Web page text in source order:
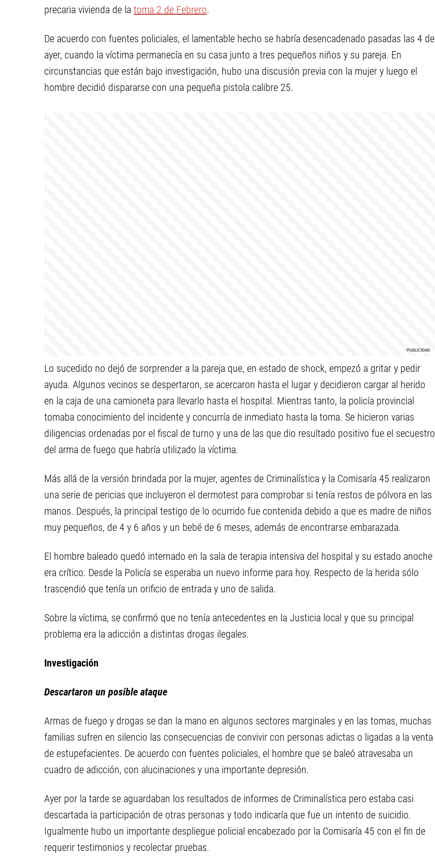
precaria vivienda de la toma 2 de Febrero.
De acuerdo con fuentes policiales, el lamentable hecho se habría desencadenado pasadas las 4 de
ayer, cuando la víctima permanecía en su casa junto a tres pequeños niños y su pareja. En
circunstancias que están bajo investigación, hubo una discusión previa con la mujer y luego el
hombre decidió dispararse con una pequeña pistola calibre 25.
Lo sucedido no dejó de sorprender a la pareja que, en estado de shock, empezó a gritar y pedir
ayuda. Algunos vecinos se despertaron, se acercaron hasta el lugar y decidieron cargar al herido
en la caja de una camioneta para llevarlo hasta el hospital. Mientras tanto, la policía provincial
tomaba conocimiento del incidente y concurría de inmediato hasta la toma. Se hicieron varias
diligencias ordenadas por el fiscal de turno y una de las que dio resultado positivo fue el secuestro
del arma de fuego que habría utilizado la víctima.
Más allá de la versión brindada por la mujer, agentes de Criminalística y la Comisaría 45 realizaron
una serie de pericias que incluyeron el dermotest para comprobar si tenía restos de pólvora en las
manos. Después, la principal testigo de lo ocurrido fue contenida debido a que es madre de niños
muy pequeños, de 4 y 6 años y un bebé de 6 meses, además de encontrarse embarazada.
El hombre baleado quedó internado en la sala de terapia intensiva del hospital y su estado anoche
era crítico. Desde la Policía se esperaba un nuevo informe para hoy. Respecto de la herida sólo
trascendió que tenía un orificio de entrada y uno de salida.
Sobre la víctima, se confirmó que no tenía antecedentes en la Justicia local y que su principal
problema era la adicción a distintas drogas ilegales.
Investigación
Descartaron un posible ataque
Armas de fuego y drogas se dan la mano en algunos sectores marginales y en las tomas, muchas
familias sufren en silencio las consecuencias de convivir con personas adictas o ligadas a la venta
de estupefacientes. De acuerdo con fuentes policiales, el hombre que se baleó atravesaba un
cuadro de adicción, con alucinaciones y una importante depresión.
Ayer por la tarde se aguardaban los resultados de informes de Criminalística pero estaba casi
descartada la participación de otras personas y todo indicaría que fue un intento de suicidio.
Igualmente hubo un importante despliegue policial encabezado por la Comisaría 45 con el fin de
requerir testimonios y recolectar pruebas.